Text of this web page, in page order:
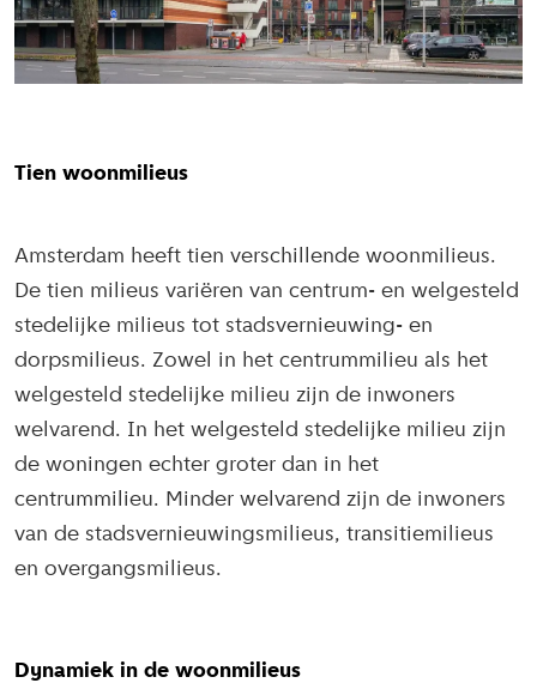
Tien woonmilieus
Amsterdam heeft tien verschillende woonmilieus.
De tien milieus variëren van centrum- en welgesteld
stedelijke milieus tot stadsvernieuwing- en
dorpsmilieus. Zowel in het centrummilieu als het
welgesteld stedelijke milieu zijn de inwoners
welvarend. In het welgesteld stedelijke milieu zijn
de woningen echter groter dan in het
centrummilieu. Minder welvarend zijn de inwoners
van de stadsvernieuwingsmilieus, transitiemilieus
en overgangsmilieus.
Dynamiek in de woonmilieus